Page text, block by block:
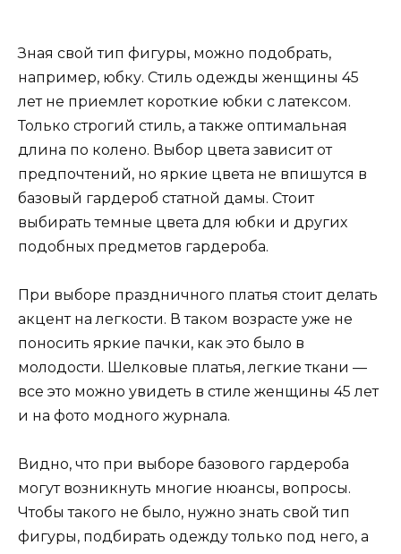
Зная свой тип фигуры, можно подобрать,
например, юбку. Стиль одежды женщины 45
лет не приемлет короткие юбки с латексом.
Только строгий стиль, а также оптимальная
длина по колено. Выбор цвета зависит от
предпочтений, но яркие цвета не впишутся в
базовый гардероб статной дамы. Стоит
выбирать темные цвета для юбки и других
подобных предметов гардероба.
При выборе праздничного платья стоит делать
акцент на легкости. В таком возрасте уже не
поносить яркие пачки, как это было в
молодости. Шелковые платья, легкие ткани —
все это можно увидеть в стиле женщины 45 лет
и на фото модного журнала.
Видно, что при выборе базового гардероба
могут возникнуть многие нюансы, вопросы.
Чтобы такого не было, нужно знать свой тип
фигуры, подбирать одежду только под него, а